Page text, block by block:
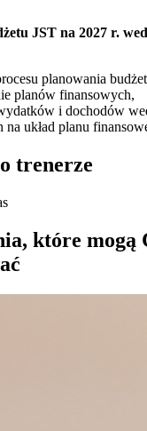
JST na 2027 r.
planowania
planów finansowych,
i dochodów
na układ planu
trenerze
które mogą